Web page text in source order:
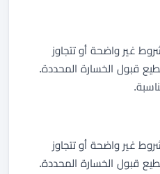
غير واضحة أو تتجاوز
قبول الخسارة المحددة.
غير واضحة أو تتجاوز
قبول الخسارة المحددة.